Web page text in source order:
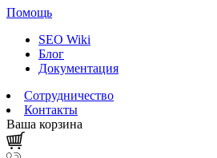
Помощь
SEO Wiki
Блог
Документация
Сотрудничество
Контакты
Ваша корзина